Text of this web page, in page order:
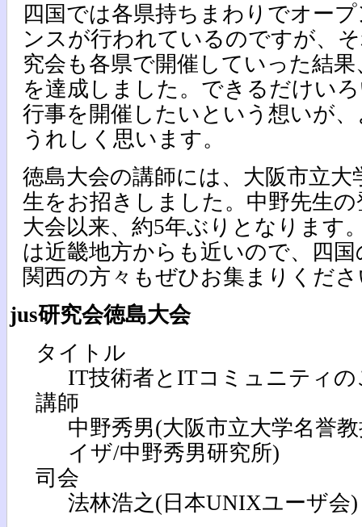
四国では各県持ちまわりでオー
ンスが行われているのですが、
究会も各県で開催していった結
を達成しました。できるだけい
行事を開催したいという想いが
うれしく思います。
徳島大会の講師には、大阪市立大
生をお招きしました。中野先生
大会以来、約5年ぶりとなります
は近畿地方からも近いので、四
関西の方々もぜひお集まりくだ
jus研究会徳島大会
タイトル
IT技術者とITコミュニティ
講師
中野秀男(大阪市立大学名誉
イザ/中野秀男研究所)
司会
法林浩之(日本UNIXユーザ会)